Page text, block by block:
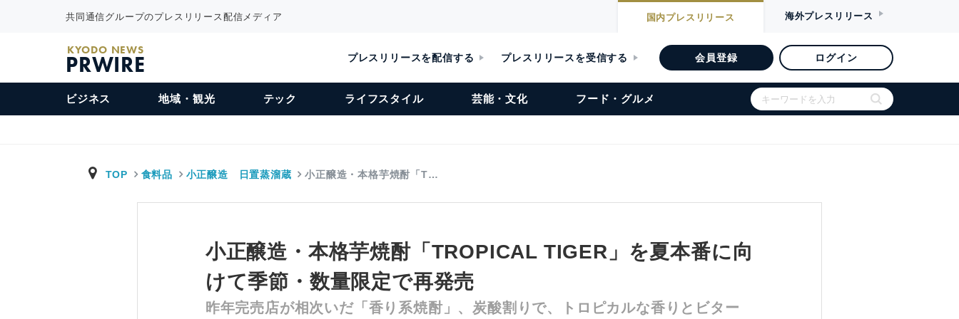
共同通信グループのプレスリリース配信メディア 国内プレスリリース 海外プレスリリース
KYODO NEWS
PRWIRE プレスリリースを配信する プレスリリースを受信する 会員登録 ログイン
ビジネス 地域・観光 テック ライフスタイル 芸能・文化 フード・グルメ
TOP 食料品 小正醸造 日置蒸溜蔵 小正醸造・本格芋焼酎「T…
小正醸造・本格芋焼酎「TROPICAL TIGER」を夏本番に向
けて季節・数量限定で再発売
昨年完売店が相次いだ「香り系焼酎」、炭酸割りで、トロピカルな香りとビター